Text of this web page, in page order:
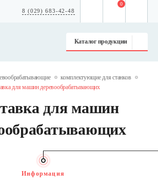
8 (029) 683-42-48
Каталог продукции
0
комплектующие для станков
для машин деревообрабатывающих
для машин
Информация